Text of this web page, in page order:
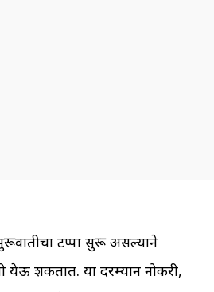
टप्पा सुरू असल्याने
शकतात. या दरम्यान नोकरी,